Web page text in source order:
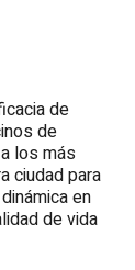
de
de
los más
ciudad para
en
de vida